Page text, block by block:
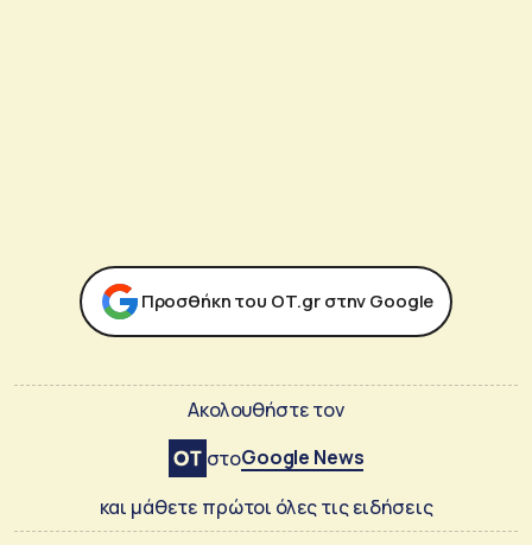
Προσθήκη του ΟΤ.gr στην Google
Ακολουθήστε τον
στοGoogle News
και μάθετε πρώτοι όλες τις ειδήσεις